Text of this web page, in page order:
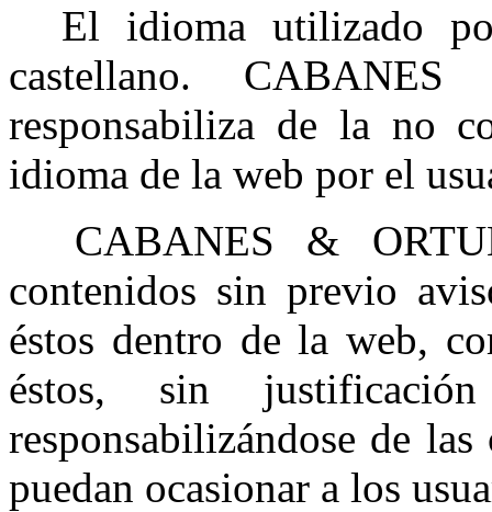
El idioma utilizado
castellano.
responsabiliza de la no
idioma de la web por el
CABANES &
contenidos sin previo
éstos dentro de la web,
éstos, sin
responsabilizándose de
puedan ocasionar a los